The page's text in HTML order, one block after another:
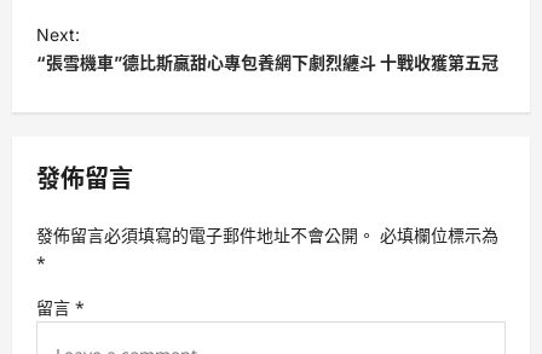
s
t
v
g
t
Next:
“張雪機車”德比斯贏甜心專包養網下劇烈纏斗 十戰收獲第五冠
發佈留言
發佈留言必須填寫的電子郵件地址不會公開。 必填欄位標示為
*
留言 *